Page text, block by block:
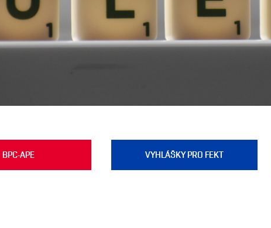
BPC-APE VYHLÁŠKY PRO FEKT